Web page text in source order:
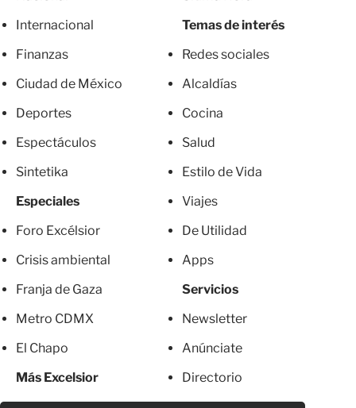
Internacional
Finanzas
Ciudad de México
Deportes
Espectáculos
Sintetika
Especiales
Foro Excélsior
Crisis ambiental
Franja de Gaza
Metro CDMX
El Chapo
Más Excelsior
Temas de interés
Redes sociales
Alcaldías
Cocina
Salud
Estilo de Vida
Viajes
De Utilidad
Apps
Servicios
Newsletter
Anúnciate
Directorio